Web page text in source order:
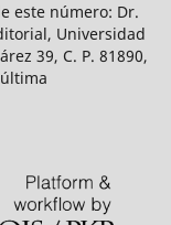
este número: Dr.
Universidad
39, C. P. 81890,